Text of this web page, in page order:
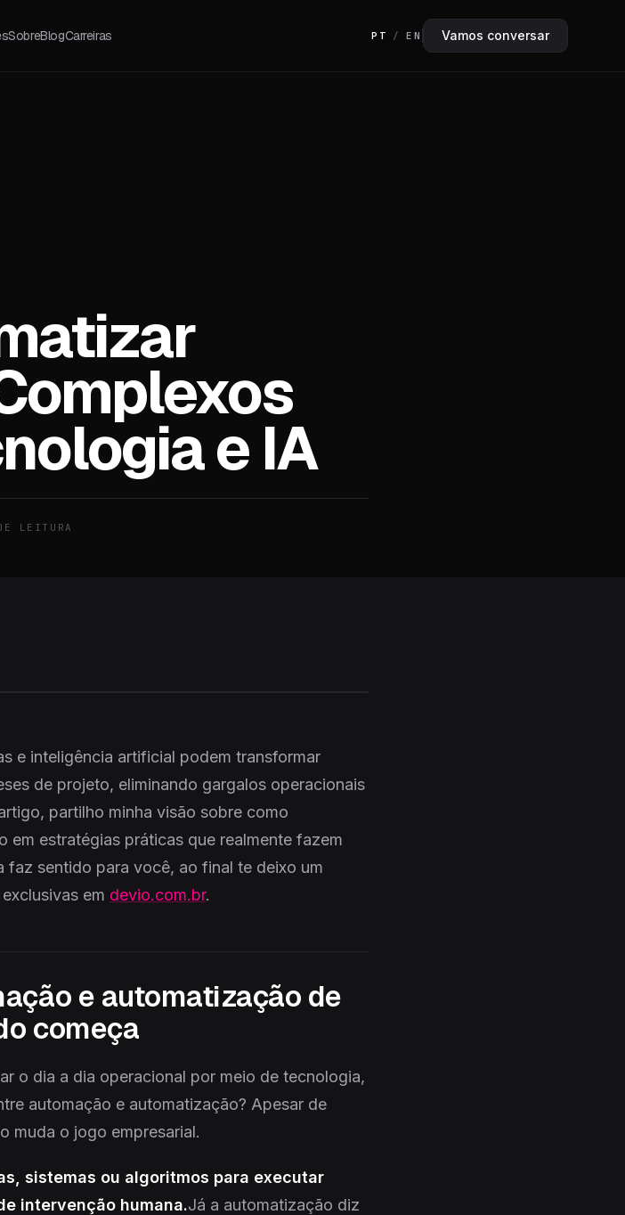
SobreBlogCarreiras PT / EN Vamos conversar
e IA
LEITURA
e inteligência artificial podem transformar
de projeto, eliminando gargalos operacionais
partilho minha visão sobre como
estratégias práticas que realmente fazem
sentido para você, ao final te deixo um
em devio.com.br.
e automatização de
começa
o dia a dia operacional por meio de tecnologia,
automação e automatização? Apesar de
muda o jogo empresarial.
sistemas ou algoritmos para executar
intervenção humana.Já a automatização diz